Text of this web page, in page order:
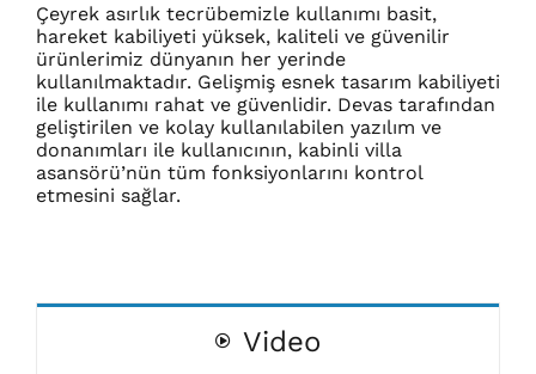
Çeyrek asırlık tecrübemizle kullanımı basit,
hareket kabiliyeti yüksek, kaliteli ve güvenilir
ürünlerimiz dünyanın her yerinde
kullanılmaktadır. Gelişmiş esnek tasarım kabiliyeti
ile kullanımı rahat ve güvenlidir. Devas tarafından
geliştirilen ve kolay kullanılabilen yazılım ve
donanımları ile kullanıcının, kabinli villa
asansörü’nün tüm fonksiyonlarını kontrol
etmesini sağlar.
Video